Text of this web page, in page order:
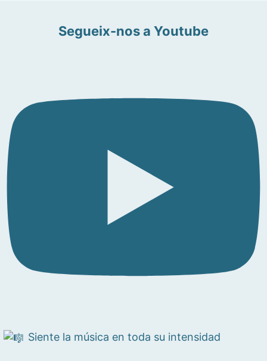
Segueix-nos a Youtube
Siente la música en toda su intensidad